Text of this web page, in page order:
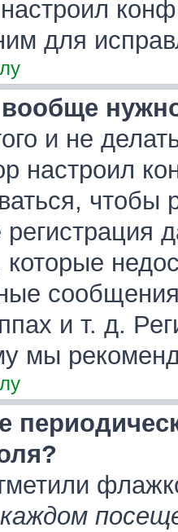
для
и не
настроил
которые
и т. д.
мы